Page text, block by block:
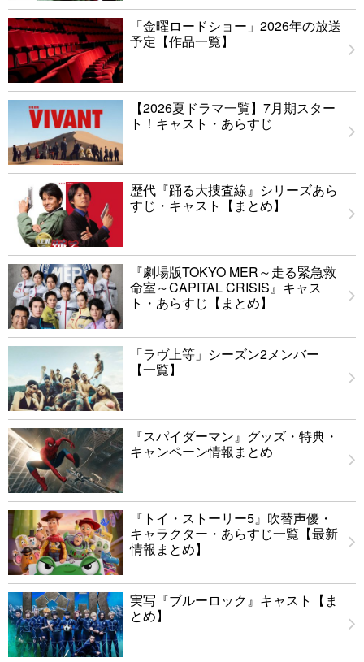
「金曜ロードショー」2026年の放送
予定【作品一覧】
【2026夏ドラマ一覧】7月期スター
ト！キャスト・あらすじ
歴代『踊る大捜査線』シリーズあら
すじ・キャスト【まとめ】
『劇場版TOKYO MER～走る緊急救
命室～CAPITAL CRISIS』キャス
ト・あらすじ【まとめ】
「ラヴ上等」シーズン2メンバー
【一覧】
『スパイダーマン』グッズ・特典・
キャンペーン情報まとめ
『トイ・ストーリー5』吹替声優・
キャラクター・あらすじ一覧【最新
情報まとめ】
実写『ブルーロック』キャスト【ま
とめ】